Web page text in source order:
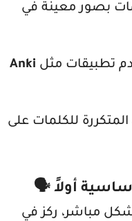
بصور معينة في
تطبيقات مثل Anki
للكلمات على
أولاً 🗣️
مباشر، ركز في